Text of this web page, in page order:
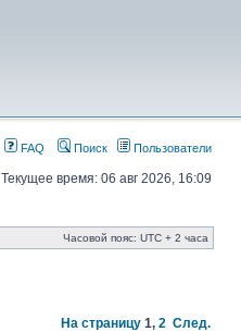
FAQ Поиск Пользователи
Текущее время: 06 авг 2026, 16:09
Часовой пояс: UTC + 2 часа
На страницу 1, 2 След.